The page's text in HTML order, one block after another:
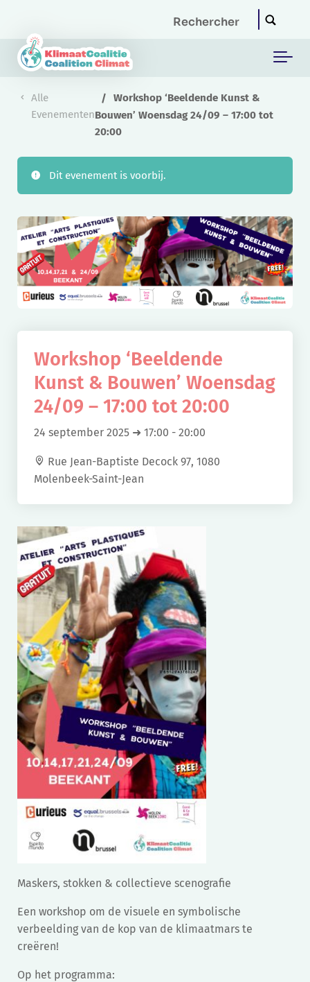
Alle
Evenementen
Workshop ‘Beeldende Kunst &
Bouwen’ Woensdag 24/09 – 17:00 tot
20:00
Dit evenement is voorbij.
Workshop ‘Beeldende
Kunst & Bouwen’ Woensdag
24/09 – 17:00 tot 20:00
24 september 2025 ➜ 17:00 - 20:00
Rue Jean-Baptiste Decock 97, 1080
Molenbeek-Saint-Jean
Maskers, stokken & collectieve scenografie
Een workshop om de visuele en symbolische
verbeelding van de kop van de klimaatmars te
creëren!
Op het programma: